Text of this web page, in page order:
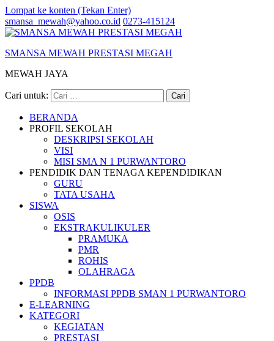
Lompat ke konten (Tekan Enter)
smansa_mewah@yahoo.co.id 0273-415124
SMANSA MEWAH PRESTASI MEGAH
MEWAH JAYA
Cari untuk:
BERANDA
PROFIL SEKOLAH
DESKRIPSI SEKOLAH
VISI
MISI SMA N 1 PURWANTORO
PENDIDIK DAN TENAGA KEPENDIDIKAN
GURU
TATA USAHA
SISWA
OSIS
EKSTRAKULIKULER
PRAMUKA
PMR
ROHIS
OLAHRAGA
PPDB
INFORMASI PPDB SMAN 1 PURWANTORO
E-LEARNING
KATEGORI
KEGIATAN
PRESTASI